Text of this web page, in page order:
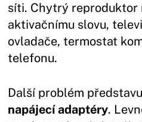
síti. Chytrý reproduktor
aktivačnímu slovu,
ovladače, termostat
telefonu.
Další problém
napájecí adaptéry.